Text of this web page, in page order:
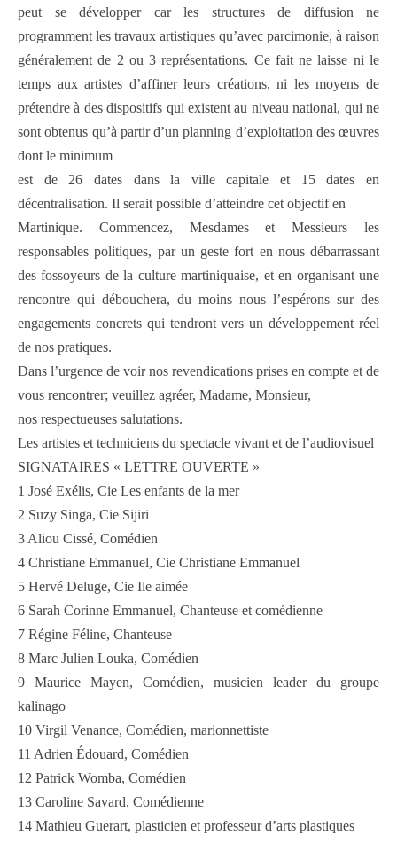
peut se développer car les structures de diffusion ne
programment les travaux artistiques qu’avec parcimonie, à raison
généralement de 2 ou 3 représentations. Ce fait ne laisse ni le
temps aux artistes d’affiner leurs créations, ni les moyens de
prétendre à des dispositifs qui existent au niveau national, qui ne
sont obtenus qu’à partir d’un planning d’exploitation des œuvres
dont le minimum
est de 26 dates dans la ville capitale et 15 dates en
décentralisation. Il serait possible d’atteindre cet objectif en
Martinique. Commencez, Mesdames et Messieurs les
responsables politiques, par un geste fort en nous débarrassant
des fossoyeurs de la culture martiniquaise, et en organisant une
rencontre qui débouchera, du moins nous l’espérons sur des
engagements concrets qui tendront vers un développement réel
de nos pratiques.
Dans l’urgence de voir nos revendications prises en compte et de
vous rencontrer; veuillez agréer, Madame, Monsieur,
nos respectueuses salutations.
Les artistes et techniciens du spectacle vivant et de l’audiovisuel
SIGNATAIRES « LETTRE OUVERTE »
1 José Exélis, Cie Les enfants de la mer
2 Suzy Singa, Cie Sijiri
3 Aliou Cissé, Comédien
4 Christiane Emmanuel, Cie Christiane Emmanuel
5 Hervé Deluge, Cie Ile aimée
6 Sarah Corinne Emmanuel, Chanteuse et comédienne
7 Régine Féline, Chanteuse
8 Marc Julien Louka, Comédien
9 Maurice Mayen, Comédien, musicien leader du groupe
kalinago
10 Virgil Venance, Comédien, marionnettiste
11 Adrien Édouard, Comédien
12 Patrick Womba, Comédien
13 Caroline Savard, Comédienne
14 Mathieu Guerart, plasticien et professeur d’arts plastiques